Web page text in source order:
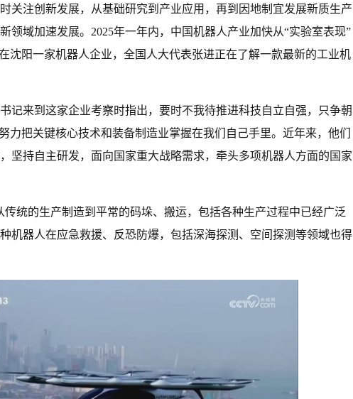
关注创新发展，从基础研究到产业应用，再到因地制宜发展新质生产
领域加速发展。2025年一年内，中国机器人产业加快从“实验室表现”
沈阳一家机器人企业，全国人大代表张进正在了解一款最新的工业机
记来到这家企业考察时指出，要时不我待推进科技自立自强，只争朝
力把关键核心技术和装备制造业掌握在我们自己手里。近年来，他们
坚持自主研发，面向国家重大战略需求，牵头多项机器人方面的国家
传统的生产制造到平常的码垛、搬运，包括各种生产过程中已经广泛
机器人在应急救援、反恐防爆，包括深海探测、空间探测等领域也得